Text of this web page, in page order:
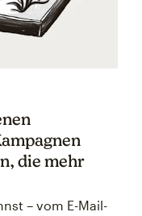
die mehr
– vom E-Mail-